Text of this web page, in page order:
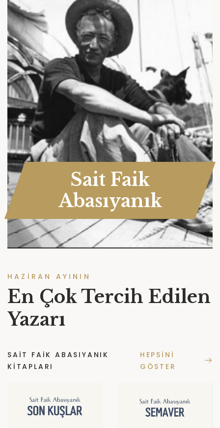
Sait Faik
Abasıyanık
HAZIRAN AYININ
En Çok Tercih Edilen
Yazarı
SAIT FAIK ABASIYANIK
KITAPLARI
HEPSINI
GÖSTER